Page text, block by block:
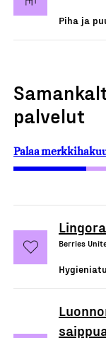
Piha ja
palvelut
Palaa
Berries